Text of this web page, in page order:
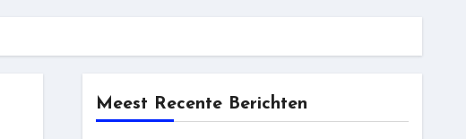
Meest Recente Berichten